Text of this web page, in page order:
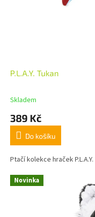
P.L.A.Y. Tukan
Skladem
389 Kč
Do košíku
Ptačí kolekce hraček P.L.A.Y.
Novinka